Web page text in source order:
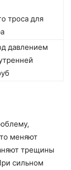
троса для
давлением
меняют
трещины
сильном